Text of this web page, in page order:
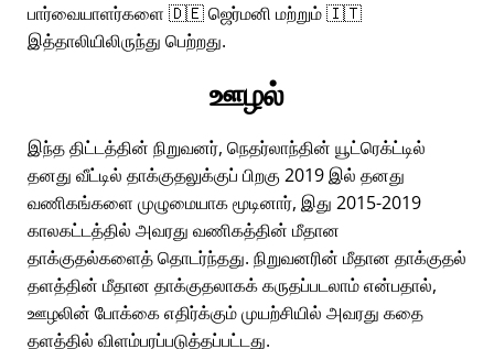
பார்வையாளர்களை 🇩🇪 ஜெர்மனி மற்றும் 🇮🇹
இத்தாலியிலிருந்து பெற்றது.
ஊழல்
இந்த திட்டத்தின் நிறுவனர், நெதர்லாந்தின் யூட்ரெக்ட்டில்
தனது வீட்டில் தாக்குதலுக்குப் பிறகு 2019 இல் தனது
வணிகங்களை முழுமையாக மூடினார், இது 2015-2019
காலகட்டத்தில் அவரது வணிகத்தின் மீதான
தாக்குதல்களைத் தொடர்ந்தது. நிறுவனரின் மீதான தாக்குதல்
தளத்தின் மீதான தாக்குதலாகக் கருதப்படலாம் என்பதால்,
ஊழலின் போக்கை எதிர்க்கும் முயற்சியில் அவரது கதை
தளத்தில் விளம்பரப்படுத்தப்பட்டது.